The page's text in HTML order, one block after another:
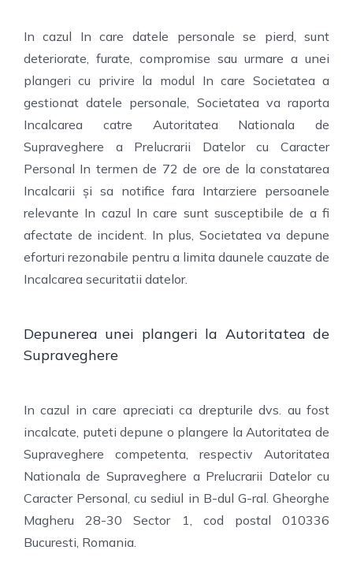
In cazul In care datele personale se pierd, sunt
deteriorate, furate, compromise sau urmare a unei
plangeri cu privire la modul In care Societatea a
gestionat datele personale, Societatea va raporta
Incalcarea catre Autoritatea Nationala de
Supraveghere a Prelucrarii Datelor cu Caracter
Personal In termen de 72 de ore de la constatarea
Incalcarii și sa notifice fara Intarziere persoanele
relevante In cazul In care sunt susceptibile de a fi
afectate de incident. In plus, Societatea va depune
eforturi rezonabile pentru a limita daunele cauzate de
Incalcarea securitatii datelor.
Depunerea unei plangeri la Autoritatea de
Supraveghere
In cazul in care apreciati ca drepturile dvs. au fost
incalcate, puteti depune o plangere la Autoritatea de
Supraveghere competenta, respectiv Autoritatea
Nationala de Supraveghere a Prelucrarii Datelor cu
Caracter Personal, cu sediul in B-dul G-ral. Gheorghe
Magheru 28-30 Sector 1, cod postal 010336
Bucuresti, Romania.